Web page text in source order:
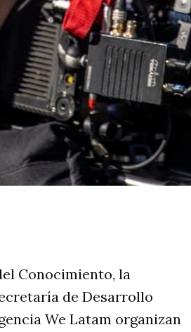
Conocimiento, la
de Desarrollo
We Latam organizan